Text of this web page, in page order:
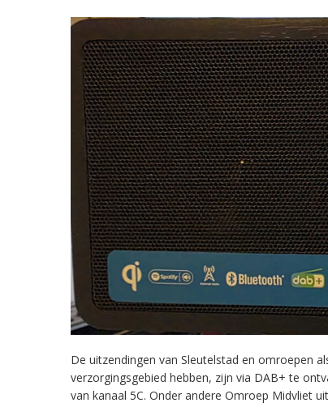
De uitzendingen van Sleutelstad en omroepen
verzorgingsgebied hebben, zijn via DAB+ te
van kanaal 5C. Onder andere Omroep Midvliet